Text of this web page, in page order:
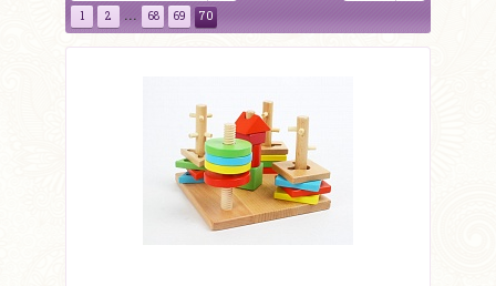
1 2 ... 68 69 70